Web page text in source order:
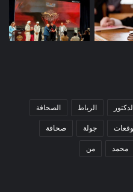
الرباط الصحافة
جولة صحافة
محمد من